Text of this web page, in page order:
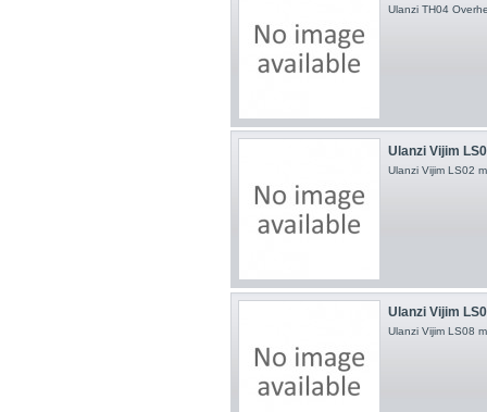
Ulanzi TH04
Ulanzi Vijim
Ulanzi Vijim LS02
Ulanzi Vijim
Ulanzi Vijim LS08